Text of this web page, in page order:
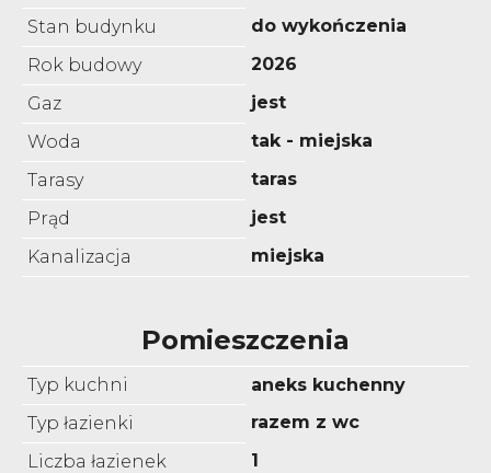
Stan budynku
do wykończenia
Rok budowy
2026
Gaz
jest
Woda
tak - miejska
Tarasy
taras
Prąd
jest
Kanalizacja
miejska
Pomieszczenia
Typ kuchni
aneks kuchenny
Typ łazienki
razem z wc
Liczba łazienek
1